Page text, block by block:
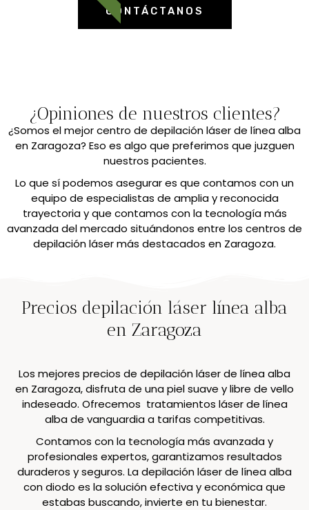
CONTÁCTANOS
¿Opiniones de nuestros clientes?
¿Somos el mejor centro de depilación láser de línea alba
en Zaragoza? Eso es algo que preferimos que juzguen
nuestros pacientes.
Lo que sí podemos asegurar es que contamos con un
equipo de especialistas de amplia y reconocida
trayectoria y que contamos con la tecnología más
avanzada del mercado situándonos entre los centros de
depilación láser más destacados en Zaragoza.
Precios depilación láser línea alba
en Zaragoza
Los mejores precios de depilación láser de línea alba
en Zaragoza, disfruta de una piel suave y libre de vello
indeseado. Ofrecemos tratamientos láser de línea
alba de vanguardia a tarifas competitivas.
Contamos con la tecnología más avanzada y
profesionales expertos, garantizamos resultados
duraderos y seguros. La depilación láser de línea alba
con diodo es la solución efectiva y económica que
estabas buscando, invierte en tu bienestar.